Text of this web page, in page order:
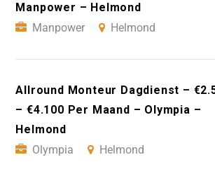
Manpower – Helmond
Manpower
Helmond
Allround Monteur Dagdienst –
– €4.100 Per Maand – Olympia –
Helmond
Olympia
Helmond